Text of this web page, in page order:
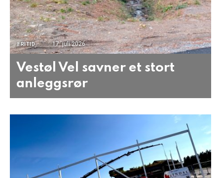
FRITID 17. juli 2026
Vestøl Vel savner et stort
anleggsrør